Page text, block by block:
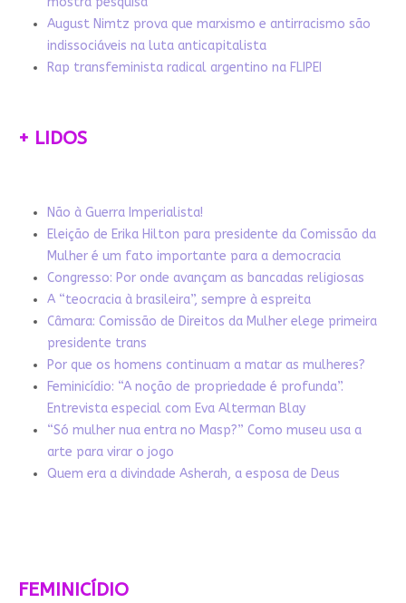
August Nimtz prova que marxismo e antirracismo são
indissociáveis na luta anticapitalista
Rap transfeminista radical argentino na FLIPEI
+ LIDOS
Não à Guerra Imperialista!
Eleição de Erika Hilton para presidente da Comissão da
Mulher é um fato importante para a democracia
Congresso: Por onde avançam as bancadas religiosas
A “teocracia à brasileira”, sempre à espreita
Câmara: Comissão de Direitos da Mulher elege primeira
presidente trans
Por que os homens continuam a matar as mulheres?
Feminicídio: “A noção de propriedade é profunda”.
Entrevista especial com Eva Alterman Blay
“Só mulher nua entra no Masp?” Como museu usa a
arte para virar o jogo
Quem era a divindade Asherah, a esposa de Deus
FEMINICÍDIO